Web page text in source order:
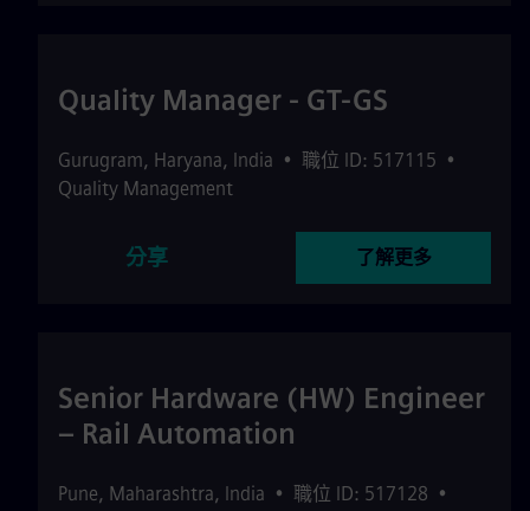
Quality Manager - GT-GS
Gurugram, Haryana, India • 職位 ID: 517115 •
Quality Management
分享 了解更多
Senior Hardware (HW) Engineer
– Rail Automation
Pune, Maharashtra, India • 職位 ID: 517128 •